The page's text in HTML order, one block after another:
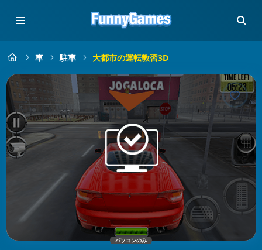
車 駐車 大都市の運転教習3D
パソコンのみ